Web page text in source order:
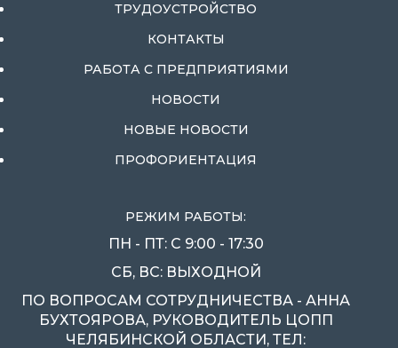
ТРУДОУСТРОЙСТВО
КОНТАКТЫ
РАБОТА С ПРЕДПРИЯТИЯМИ
НОВОСТИ
НОВЫЕ НОВОСТИ
ПРОФОРИЕНТАЦИЯ
РЕЖИМ РАБОТЫ:
ПН - ПТ: С 9:00 - 17:30
СБ, ВС: ВЫХОДНОЙ
ПО ВОПРОСАМ СОТРУДНИЧЕСТВА - АННА
БУХТОЯРОВА, РУКОВОДИТЕЛЬ ЦОПП
ЧЕЛЯБИНСКОЙ ОБЛАСТИ, ТЕЛ: